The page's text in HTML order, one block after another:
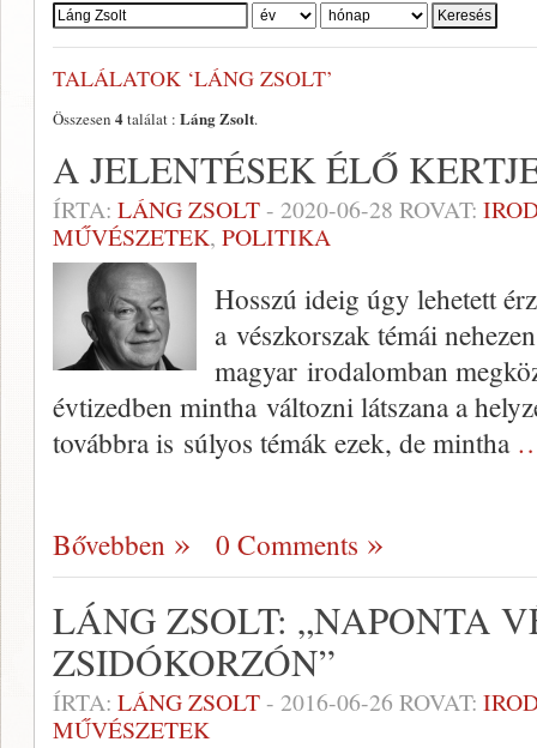
Szerző:
TALÁLATOK ‘LÁNG ZSOLT’
Összesen 4találat : Láng Zsolt.
A JELENTÉSEK ÉLŐ
ÍRTA: LÁNG ZSOLT- 2020-06-28 ROVAT:
MŰVÉSZETEK, POLITIKA
Hosszú ideig úgy lehetett
a vészkorszak témái
magyar irodalomban
évtizedben mintha változni látszana a
továbbra is súlyos témák ezek, de mintha
Bővebben 0 Comments
LÁNG ZSOLT: „NAPONTA
ZSIDÓKORZÓN”
ÍRTA: LÁNG ZSOLT- 2016-06-26 ROVAT:
MŰVÉSZETEK